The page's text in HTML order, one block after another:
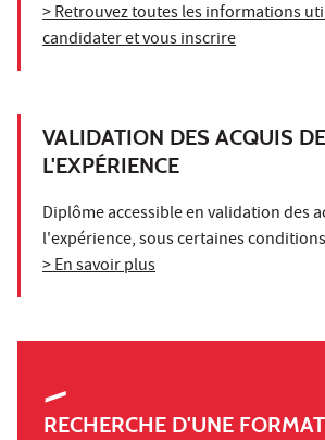
> Retrouvez toutes les informations
candidater et vous inscrire
VALIDATION DES ACQUIS DE
L'EXPÉRIENCE
Diplôme accessible en validation des
l'expérience, sous certaines
> En savoir plus
RECHERCHE D'UNE